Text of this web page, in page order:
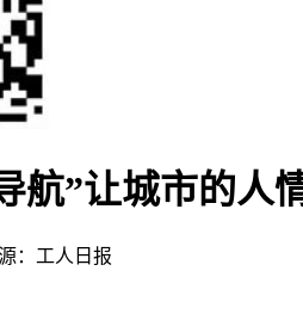
航”让城市的人
：工人日报